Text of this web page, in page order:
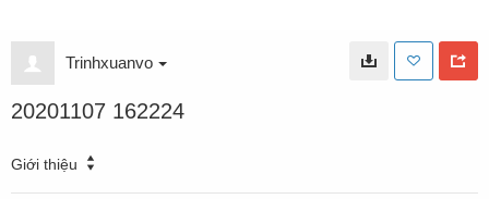
Trinhxuanvo
20201107 162224
Giới thiệu